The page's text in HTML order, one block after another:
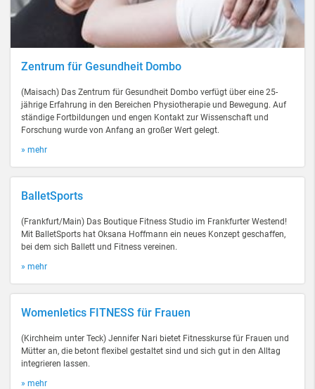
Zentrum für Gesundheit Dombo
(Maisach) Das Zentrum für Gesundheit Dombo verfügt über eine 25-
jährige Erfahrung in den Bereichen Physiotherapie und Bewegung. Auf
ständige Fortbildungen und engen Kontakt zur Wissenschaft und
Forschung wurde von Anfang an großer Wert gelegt.
» mehr
BalletSports
(Frankfurt/Main) Das Boutique Fitness Studio im Frankfurter Westend!
Mit BalletSports hat Oksana Hoffmann ein neues Konzept geschaffen,
bei dem sich Ballett und Fitness vereinen.
» mehr
Womenletics FITNESS für Frauen
(Kirchheim unter Teck) Jennifer Nari bietet Fitnesskurse für Frauen und
Mütter an, die betont flexibel gestaltet sind und sich gut in den Alltag
integrieren lassen.
» mehr